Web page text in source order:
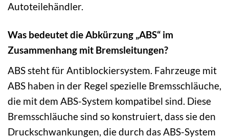
Autoteilehändler.
Was bedeutet die Abkürzung „ABS“ im
Zusammenhang mit Bremsleitungen?
ABS steht für Antiblockiersystem. Fahrzeuge mit
ABS haben in der Regel spezielle Bremsschläuche,
die mit dem ABS-System kompatibel sind. Diese
Bremsschläuche sind so konstruiert, dass sie den
Druckschwankungen, die durch das ABS-System